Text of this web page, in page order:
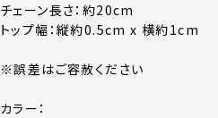
チェーン長さ：約20cm
トップ幅：縦約0.5cm x 横約1cm
※誤差はご容赦ください
カラー：